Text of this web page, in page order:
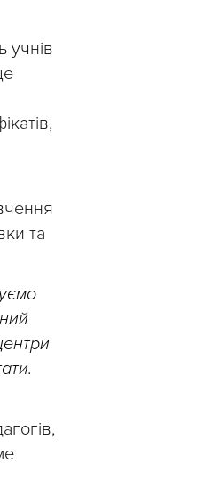
учнів
та